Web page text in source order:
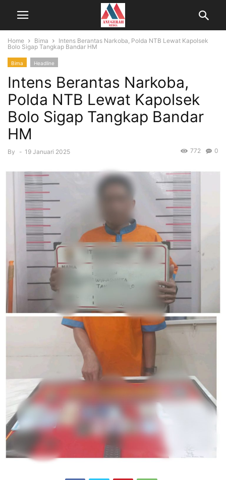
Home Bima
Intens Berantas Narkoba, Polda NTB Lewat Kapolsek
Bolo Sigap Tangkap Bandar HM
Bima Headline
Intens Berantas Narkoba,
Polda NTB Lewat Kapolsek
Bolo Sigap Tangkap Bandar
HM
By - 19 Januari 2025 0
772